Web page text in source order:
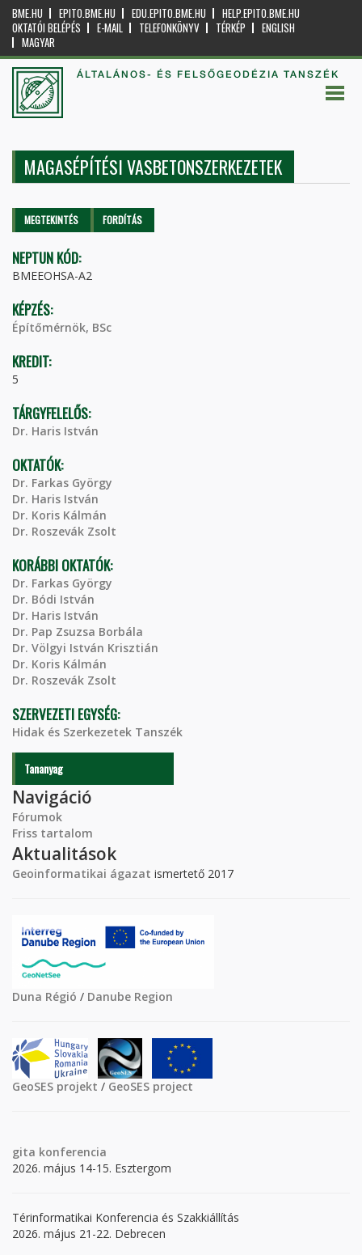
BME.HU EPITO.BME.HU EDU.EPITO.BME.HU
HELP.EPITO.BME.HU
OKTATÓI BELÉPÉS
E-MAIL TELEFONKÖNYV TÉRKÉP
ENGLISH
MAGYAR
ÁLTALÁNOS- ÉS FELSŐGEODÉZIA TANSZÉK
MAGASÉPÍTÉSI VASBETONSZERKEZETEK
Elsődleges fülek
MEGTEKINTÉS (AKTÍVFORDÍTÁS
NEPTUN KÓD:
BMEEOHSA-A2
KÉPZÉS:
Építőmérnök, BSc
KREDIT:
5
TÁRGYFELELŐS:
Dr. Haris István
OKTATÓK:
Dr. Farkas György
Dr. Haris István
Dr. Koris Kálmán
Dr. Roszevák Zsolt
KORÁBBI OKTATÓK:
Dr. Farkas György
Dr. Bódi István
Dr. Haris István
Dr. Pap Zsuzsa Borbála
Dr. Völgyi István Krisztián
Dr. Koris Kálmán
Dr. Roszevák Zsolt
SZERVEZETI EGYSÉG:
Hidak és Szerkezetek Tanszék
Tananyag
Navigáció
Fórumok
Friss tartalom
Aktualitások
Geoinformatikai ágazat ismertető 2017
Duna Régió / Danube Region
GeoSES projekt / GeoSES project
gita konferencia
2026. május 14-15. Esztergom
Térinformatikai Konferencia és Szakkiállítás
2026. május 21-22. Debrecen